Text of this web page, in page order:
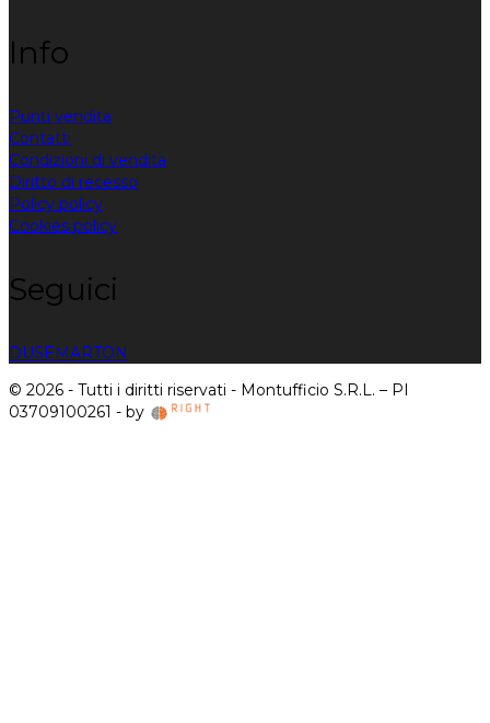
Info
Punti vendita
Contatti
Condizioni di vendita
Diritto di recesso
Policy policy
Cookies policy
Seguici
DUSEMARTON
© 2026 - Tutti i diritti riservati - Montufficio S.R.L. – PI
03709100261 - by